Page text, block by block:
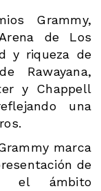
Grammy,
de Los
y riqueza de
Rawayana,
y Chappell
una
marca
de
el ámbito